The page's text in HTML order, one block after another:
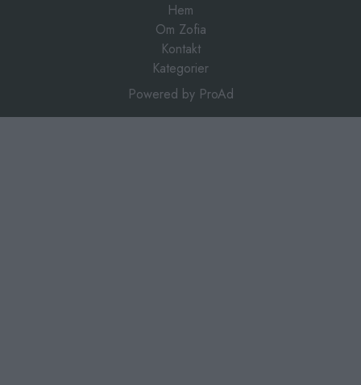
Hem
Om Zofia
Kontakt
Kategorier
Powered by ProAd